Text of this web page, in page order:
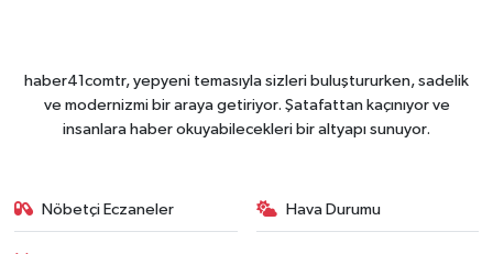
haber41comtr, yepyeni temasıyla sizleri buluştururken, sadelik
ve modernizmi bir araya getiriyor. Şatafattan kaçınıyor ve
insanlara haber okuyabilecekleri bir altyapı sunuyor.
Nöbetçi Eczaneler Hava Durumu